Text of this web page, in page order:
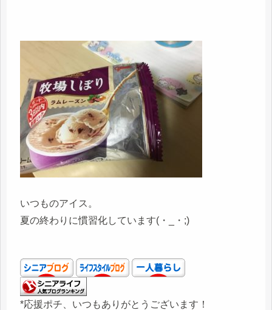
いつものアイス。
夏の終わりに慣習化しています(・_・;)
*応援ポチ、いつもありがとうございます！